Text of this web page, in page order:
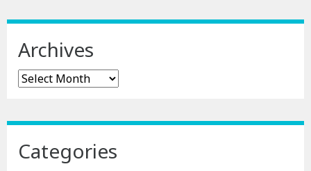
Archives
Archives
Categories